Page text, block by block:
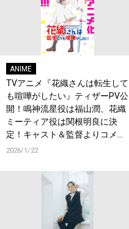
ANIME
TVアニメ『花織さんは転生して
も喧嘩がしたい』ティザーPV公
開！鳴神流星役は福山潤、花織
ミーティア役は関根明良に決
定！キャスト＆監督よりコメン
ト到着！
2026/1/22